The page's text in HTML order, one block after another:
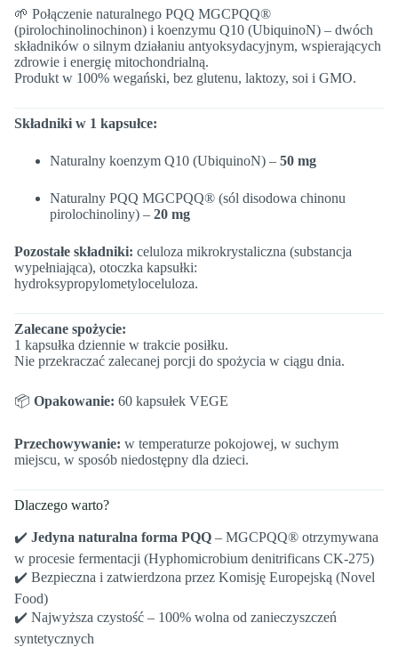
🌱 Połączenie naturalnego PQQ MGCPQQ®
(pirolochinolinochinon) i koenzymu Q10 (UbiquinoN) – dwóch
składników o silnym działaniu antyoksydacyjnym, wspierających
zdrowie i energię mitochondrialną.
Produkt w 100% wegański, bez glutenu, laktozy, soi i GMO.
Składniki w 1 kapsułce:
Naturalny koenzym Q10 (UbiquinoN) – 50 mg
Naturalny PQQ MGCPQQ® (sól disodowa chinonu
pirolochinoliny) – 20 mg
Pozostałe składniki: celuloza mikrokrystaliczna (substancja
wypełniająca), otoczka kapsułki:
hydroksypropylometyloceluloza.
Zalecane spożycie:
1 kapsułka dziennie w trakcie posiłku.
Nie przekraczać zalecanej porcji do spożycia w ciągu dnia.
📦 Opakowanie: 60 kapsułek VEGE
Przechowywanie: w temperaturze pokojowej, w suchym
miejscu, w sposób niedostępny dla dzieci.
Dlaczego warto?
✔️ Jedyna naturalna forma PQQ – MGCPQQ® otrzymywana
w procesie fermentacji (Hyphomicrobium denitrificans CK-275)
✔️ Bezpieczna i zatwierdzona przez Komisję Europejską (Novel
Food)
✔️ Najwyższa czystość – 100% wolna od zanieczyszczeń
syntetycznych